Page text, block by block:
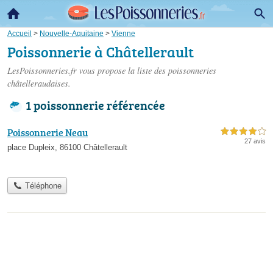
Accueil > Nouvelle-Aquitaine > Vienne
Poissonnerie à Châtellerault
LesPoissonneries.fr vous propose la liste des poissonneries
châtelleraudaises.
1 poissonnerie référencée
Poissonnerie Neau
place Dupleix, 86100 Châtellerault
4,0 étoiles sur 5
27 avis
Téléphone